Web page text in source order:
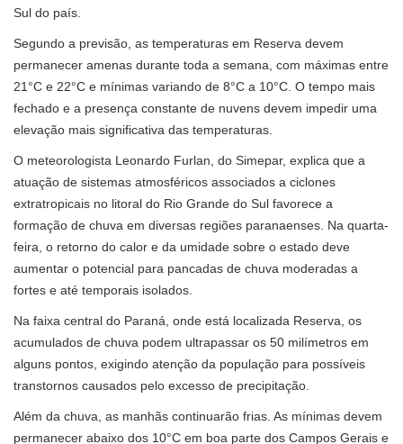
Sul do país.
Segundo a previsão, as temperaturas em Reserva devem
permanecer amenas durante toda a semana, com máximas entre
21°C e 22°C e mínimas variando de 8°C a 10°C. O tempo mais
fechado e a presença constante de nuvens devem impedir uma
elevação mais significativa das temperaturas.
O meteorologista Leonardo Furlan, do Simepar, explica que a
atuação de sistemas atmosféricos associados a ciclones
extratropicais no litoral do Rio Grande do Sul favorece a
formação de chuva em diversas regiões paranaenses. Na quarta-
feira, o retorno do calor e da umidade sobre o estado deve
aumentar o potencial para pancadas de chuva moderadas a
fortes e até temporais isolados.
Na faixa central do Paraná, onde está localizada Reserva, os
acumulados de chuva podem ultrapassar os 50 milímetros em
alguns pontos, exigindo atenção da população para possíveis
transtornos causados pelo excesso de precipitação.
Além da chuva, as manhãs continuarão frias. As mínimas devem
permanecer abaixo dos 10°C em boa parte dos Campos Gerais e